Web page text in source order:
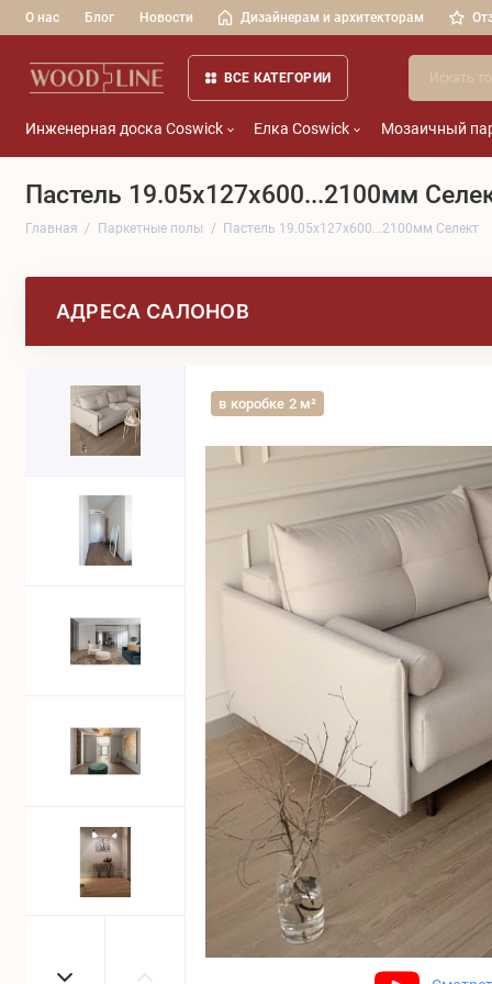
О нас Блог Новости Дизайнерам и архитекторам
ВСЕ КАТЕГОРИИ
Инженерная доска Coswick Елка Coswick Мозаичный
Пастель 19.05x127x600...2100мм
Главная Паркетные полы Пастель 19.05x127x600...2100мм Селект
АДРЕСА САЛОНОВ
в коробке 2 м²